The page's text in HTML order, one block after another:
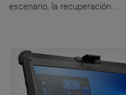
escenario, la recuperación...